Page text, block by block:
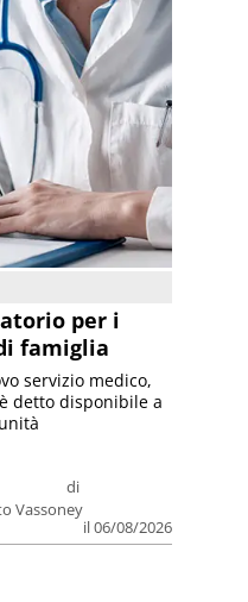
per i
famiglia
di
Vassoney
il 06/08/2026
servizio medico,
detto disponibile a